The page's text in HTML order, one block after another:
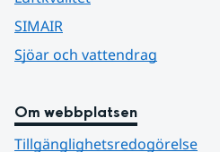
SIMAIR
Sjöar och vattendrag
Om webbplatsen
Tillgänglighetsredogörelse